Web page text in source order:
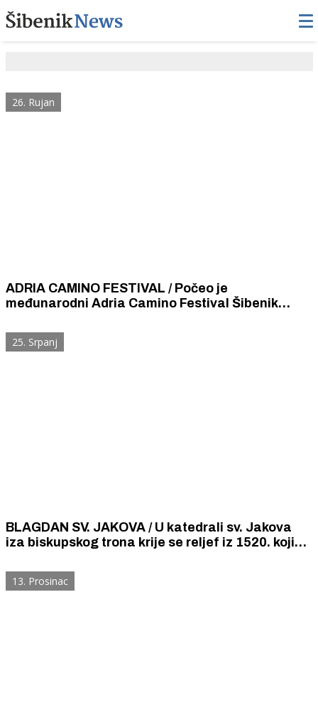
26. Rujan
ADRIA CAMINO FESTIVAL / Počeo je
međunarodni Adria Camino Festival Šibenik
do svetišta Gospe od Karmela kreće sutra u 8
sati.
25. Srpanj
BLAGDAN SV. JAKOVA / U katedrali sv. Jakova
iza biskupskog trona krije se reljef iz 1520. koji
zagovore na pokorničkom Putu sv. Jakova koja
traju sve do danas.
13. Prosinac